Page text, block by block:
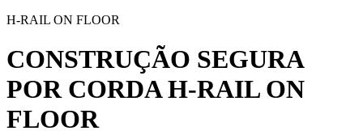
H-RAIL ON FLOOR
CONSTRUÇÃO SEGURA
POR CORDAH-RAIL ON
FLOOR